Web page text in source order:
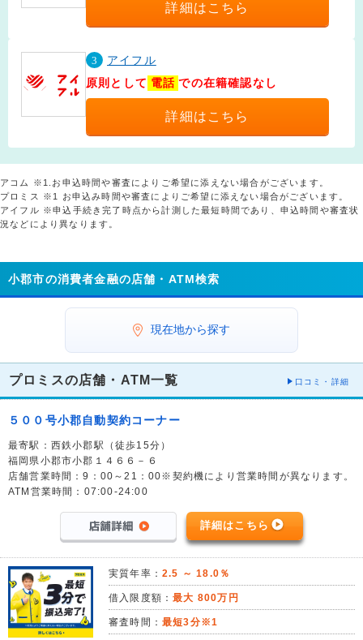
詳細はこちら
3
アイフル
原則として 電話 での在籍確認なし
詳細はこちら
アコム ※1.お申込時間や審査によりご希望に添えない場合がございます。
プロミス ※1 お申込み時間や審査によりご希望に添えない場合がございます。
アイフル ※申込手続き完了時点から計測した最短時間であり、申込時間や審査状
況などにより異なります。
小郡市の消費者金融の店舗・ATM検索
現在地から探す
プロミスの店舗・ATM一覧 口コミ・詳細
５００号小郡自動契約コーナー
最寄駅：西鉄小郡駅（徒歩15分）
福岡県小郡市小郡１４６６－６
店舗営業時間：9：00～21：00※契約機により営業時間が異なります。
ATM営業時間：07:00-24:00
詳細はこちら
実質年率： 2.5 ～ 18.0％
借入限度額：最大 800万円
審査時間： 最短3分※1